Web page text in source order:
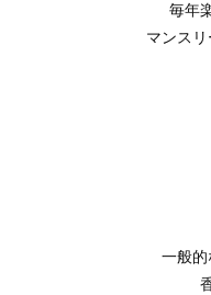
毎年
マンスリ
一般的